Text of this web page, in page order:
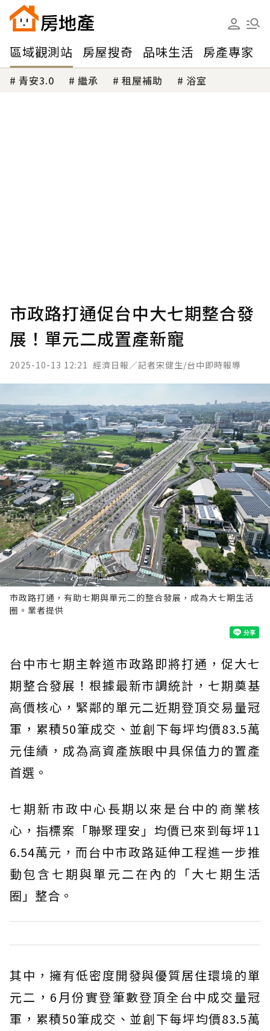
區域觀測站 房屋搜奇 品味生活 房產專家
青安3.0 繼承 租屋補助 浴室
市政路打通促台中大七期整合發
展！單元二成置產新寵
2025-10-13 12:21 經濟日報／記者宋健生/台中即時報導
市政路打通，有助七期與單元二的整合發展，成為大七期生活
圈。業者提供
台中市七期主幹道市政路即將打通，促大七
期整合發展！根據最新市調統計，七期奠基
高價核心，緊鄰的單元二近期登頂交易量冠
軍，累積50筆成交、並創下每坪均價83.5萬
元佳績，成為高資產族眼中具保值力的置產
首選。
七期新市政中心長期以來是台中的商業核
心，指標案「聯聚理安」均價已來到每坪11
6.54萬元，而台中市政路延伸工程進一步推
動包含七期與單元二在內的「大七期生活
圈」整合。
其中，擁有低密度開發與優質居住環境的單
元二，6月份實登筆數登頂全台中成交量冠
軍，累積50筆成交、並創下每坪均價83.5萬